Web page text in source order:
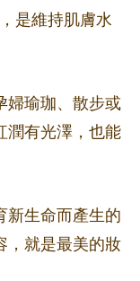
是維持肌膚水
婦瑜珈、散步或
潤有光澤，也能
新生命而產生的
，就是最美的妝